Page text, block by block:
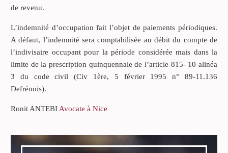
de revenu.
L’indemnité d’occupation fait l’objet de paiements périodiques.
A défaut, l’indemnité sera comptabilisée au débit du compte de
l’indivisaire occupant pour la période considérée mais dans la
limite de la prescription quinquennale de l’article 815- 10 alinéa
3 du code civil (Civ 1ère, 5 février 1995 n° 89-11.136
Defrénois).
Ronit ANTEBI Avocate à Nice